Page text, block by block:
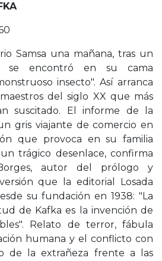
Samsa una mañana, tras un
se encontró en su cama
insecto". Así arranca
del siglo XX que más
suscitado. El informe de la
gris viajante de comercio en
que provoca en su familia
trágico desenlace, confirma
autor del prólogo y
que la editorial Losada
su fundación en 1938: "La
de Kafka es la invención de
Relato de terror, fábula
humana y el conflicto con
de la extrañeza frente a las